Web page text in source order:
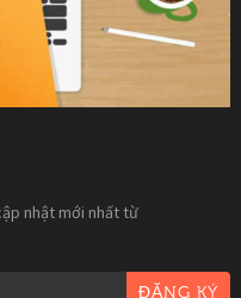
nhật mới nhất từ
ĐĂNG KÝ